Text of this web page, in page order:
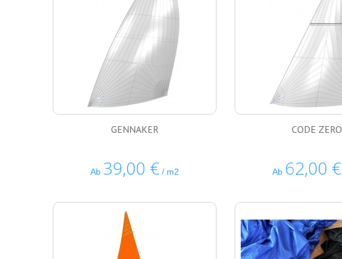
GENNAKER
Ab 39,00 € / m2
CODE ZERO
Ab 62,00 €